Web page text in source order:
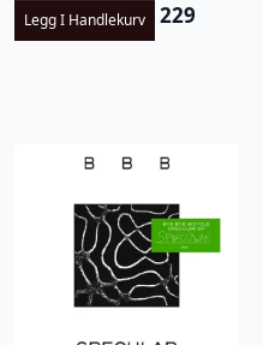
Legg I Handlekurv 229